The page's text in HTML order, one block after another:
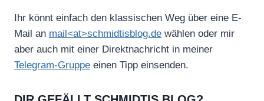
Ihr könnt einfach den klassischen Weg über eine E-
Mail an mail<at>schmidtisblog.de wählen oder mir
aber auch mit einer Direktnachricht in meiner
Telegram-Gruppe einen Tipp einsenden.